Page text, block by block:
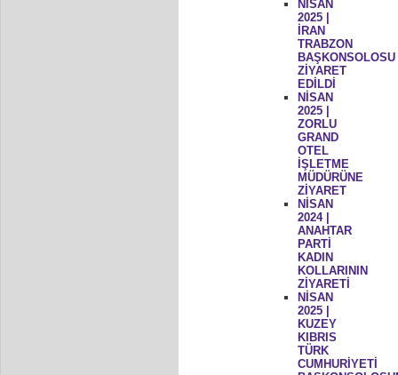
NİSAN
2025 |
İRAN
TRABZON
BAŞKONSOLOSU
ZİYARET
EDİLDİ
NİSAN
2025 |
ZORLU
GRAND
OTEL
İŞLETME
MÜDÜRÜNE
ZİYARET
NİSAN
2024 |
ANAHTAR
PARTİ
KADIN
KOLLARININ
ZİYARETİ
NİSAN
2025 |
KUZEY
KIBRIS
TÜRK
CUMHURİYETİ